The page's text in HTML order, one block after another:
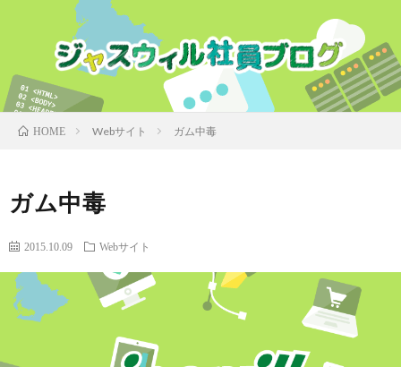
HOME Webサイト ガム中毒
ガム中毒
2015.10.09 Webサイト